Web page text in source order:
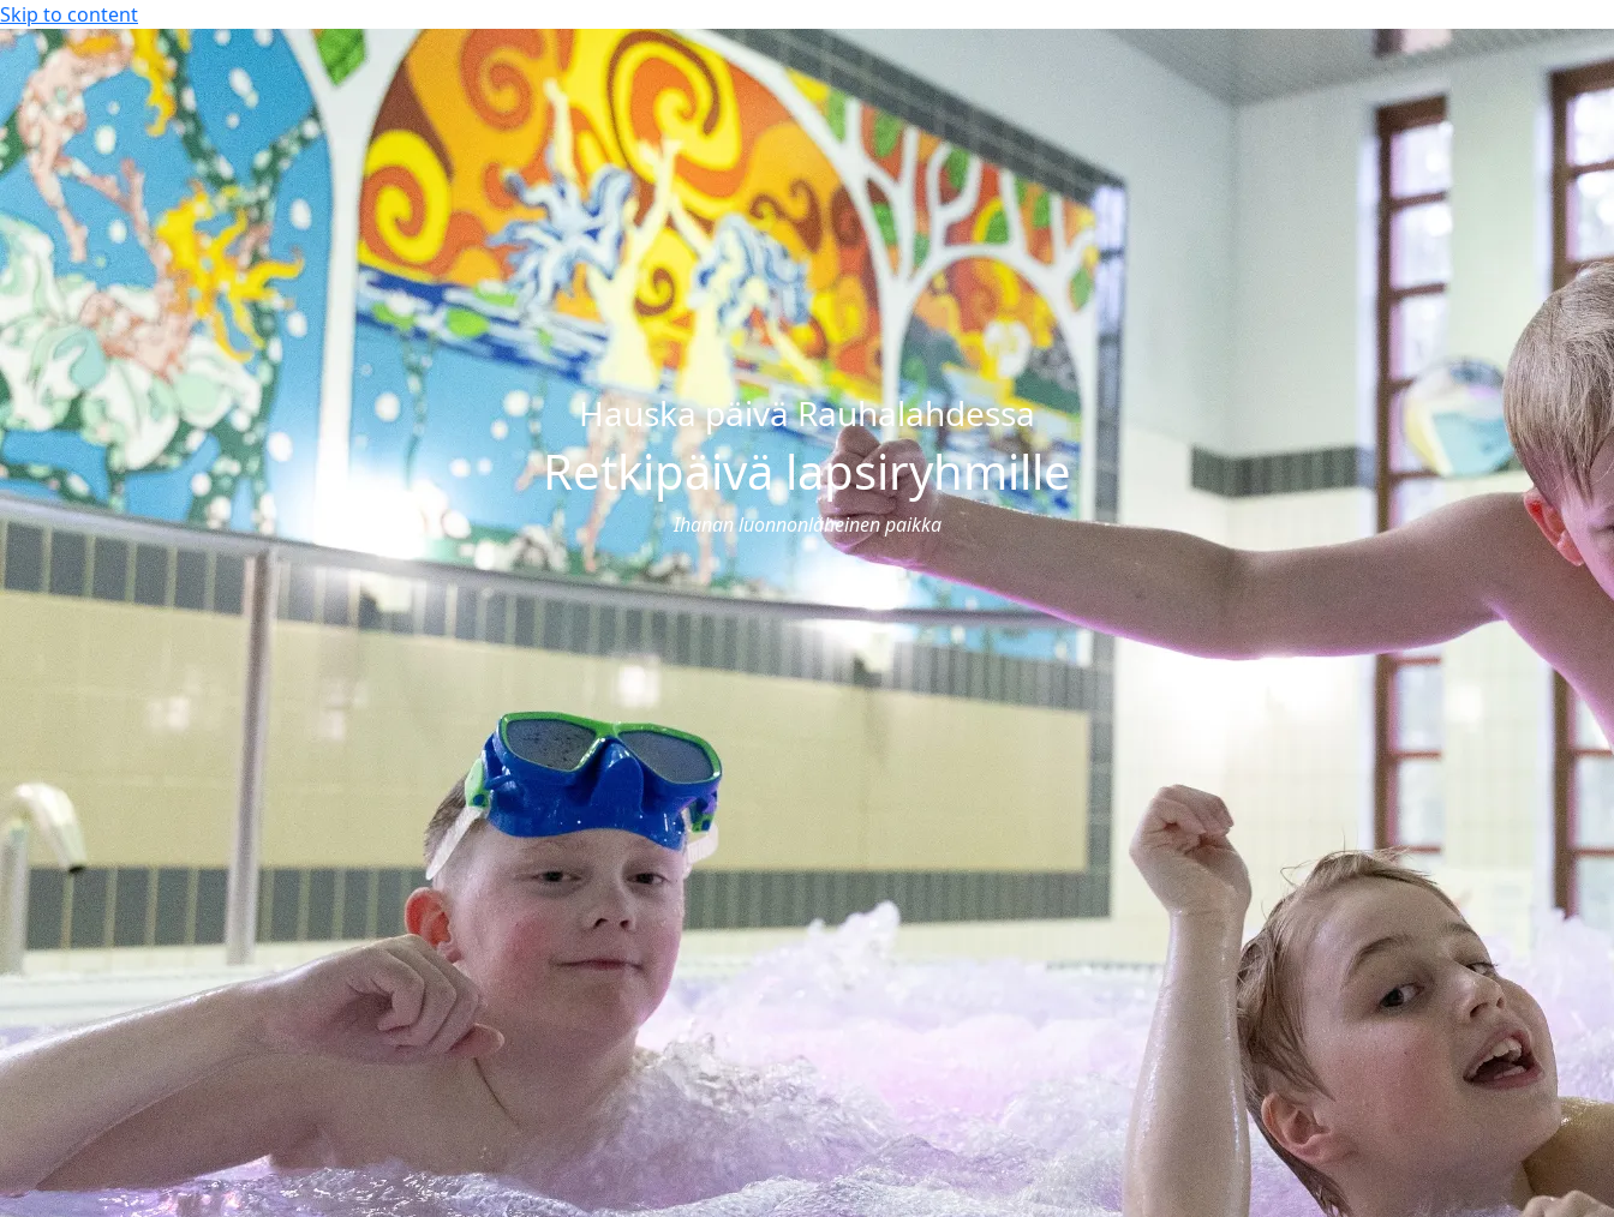
Skip to content
TapahtumakalenteriAukioloajat
FI
FI
EN
Osta lahjakortti Bonustili
Rauhalahti
Solaris Kylpylät
Lohja Spa & Resort
Tarjoukset
Ajankohtaiset tarjoukset
Kesäloma
Senioritarjoukset
Paketit & lomat
Joulu
Majoitus
Hotellihuoneet
Huoneistohotelli
Studiohotelli
Kylpylä
Aukioloajat & hinnat
Hieronnat & hoidot
Kuntosali & ryhmäliikunta
Liikuntasali
Tilaussauna & yksityiskylpylä
Spa Burger
Lasten synttärit
Uimakoulut
Ravintolat
Ruokailut
Pikkujoulut
Ravintolat
Juhlat & tilausruokailut
KOKOUS-, LOMA- JA VIIHDEKESKUS
Uppo-Nallen koti Rauhalahti
Karaoke
”Kurlauksen” MM-kisat
Magic Comedy Night 4
Tapahtumakalenteri
Lippukauppa
Ryhmät
Kokoukset
Kokoustilat
Toimitusehdot
Tyhy & virkistys
Ryhmätarjoukset & ohjelmat
Retkipäivä
Junnujoukkueet
Paint & Wine Rauhalahti
Jätkänkämppä
Perinne- ja savusaunaillat
Savusauna
Häät
Info
Yhteystiedot
Majoittujan info eli UKK
Saapuminen & kartat
Vastuullisuus
Varaus- ja peruutusehdot
Tuetut lomat & kuntoutus
Rekry
Hauska päivä Rauhalahdessa
Retkipäivä lapsiryhmille
Ihanan luonnonläheinen paikka
VARAA HUONE
Hotelli
Rauhalahti
Rauhalahti
Lohja Spa
Öitä
1
1
2